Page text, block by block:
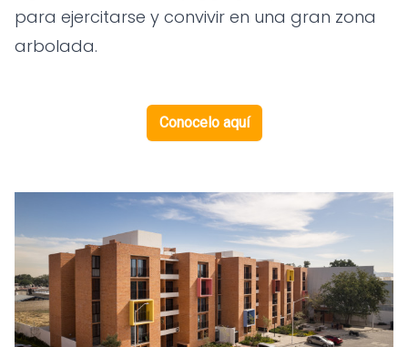
para ejercitarse y convivir en una gran zona
arbolada.
Conocelo aquí